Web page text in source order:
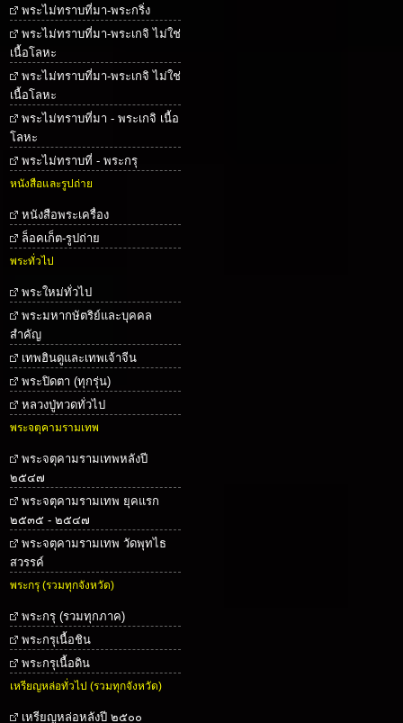
พระไม่ทราบที่มา-พระกริ่ง
พระไม่ทราบที่มา-พระเกจิ ไม่ใช่
เนื้อโลหะ
พระไม่ทราบที่มา-พระเกจิ ไม่ใช่
เนื้อโลหะ
พระไม่ทราบที่มา - พระเกจิ เนื้อ
โลหะ
พระไม่ทราบที่ - พระกรุ
หนังสือและรูปถ่าย
หนังสือพระเครื่อง
ล็อคเก็ต-รูปถ่าย
พระทั่วไป
พระใหม่ทั่วไป
พระมหากษัตริย์และบุคคล
สำคัญ
เทพฮินดูและเทพเจ้าจีน
พระปิดตา (ทุกรุ่น)
หลวงปู่ทวดทั่วไป
พระจตุคามรามเทพ
พระจตุคามรามเทพหลังปี
๒๕๔๗
พระจตุคามรามเทพ ยุคแรก
๒๕๓๕ - ๒๕๔๗
พระจตุคามรามเทพ วัดพุทไธ
สวรรค์
พระกรุ (รวมทุกจังหวัด)
พระกรุ (รวมทุกภาค)
พระกรุเนื้อชิน
พระกรุเนื้อดิน
เหรียญหล่อทั่วไป (รวมทุกจังหวัด)
เหรียญหล่อหลังปี ๒๕๐๐